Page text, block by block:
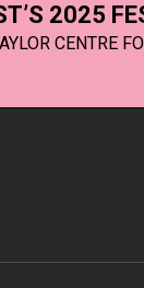
2025
CENTRE